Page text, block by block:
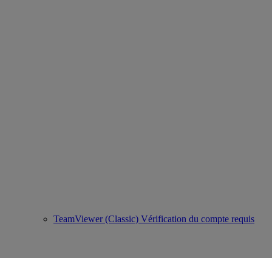
TeamViewer (Classic) Vérification du compte requis